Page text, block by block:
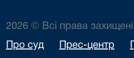
2026 © Всі права захищені
Про суд Прес-центр